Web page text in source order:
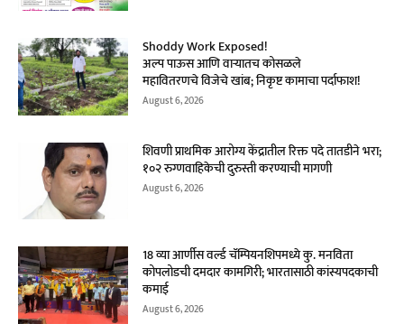
Shoddy Work Exposed!
अल्प पाऊस आणि वाऱ्यातच कोसळले
महावितरणचे विजेचे खांब; निकृष्ट कामाचा पर्दाफाश!
August 6, 2026
शिवणी प्राथमिक आरोग्य केंद्रातील रिक्त पदे तातडीने भरा;
१०२ रुग्णवाहिकेची दुरुस्ती करण्याची मागणी
August 6, 2026
18 व्या आर्णीस वर्ल्ड चॅम्पियनशिपमध्ये कु. मनविता
कोपलोडची दमदार कामगिरी; भारतासाठी कांस्यपदकाची
कमाई
August 6, 2026